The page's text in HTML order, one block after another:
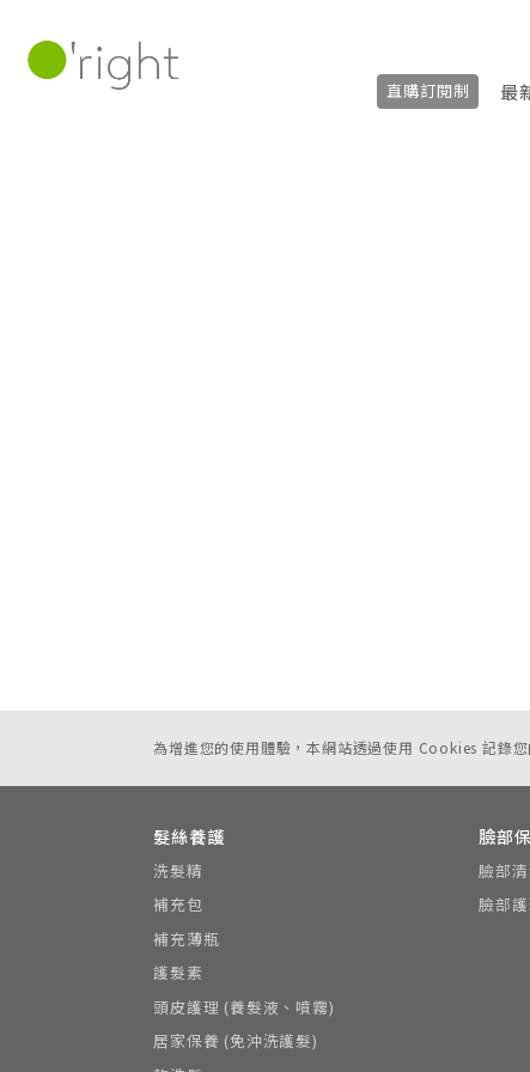
直購訂閱制 最
為增進您的使用體驗，本網站透過使用 Cookies 記錄
髮絲養護
洗髮精
補充包
補充薄瓶
護髮素
頭皮護理 (養髮液、噴霧)
居家保養 (免沖洗護髮)
臉部
臉部
臉部